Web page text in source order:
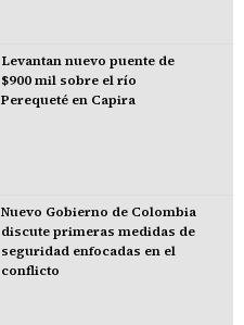
Levantan nuevo puente de
$900 mil sobre el río
Perequeté en Capira
Nuevo Gobierno de Colombia
discute primeras medidas de
seguridad enfocadas en el
conflicto